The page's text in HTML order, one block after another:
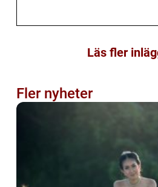
Läs fler
Fler nyheter